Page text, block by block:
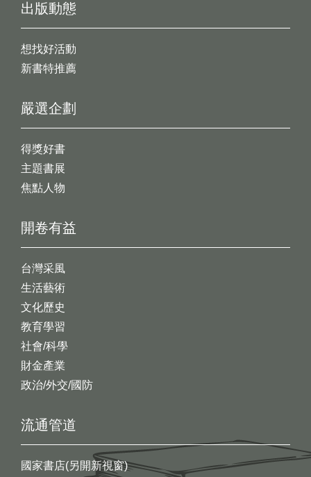
出版動態
想找好活動
新書特推薦
開卷有益
台灣采風
生活藝術
文化歷史
教育學習
社會/科學
財金產業
政治/外交/國防
嚴選企劃
得獎好書
主題書展
焦點人物
流通管道
國家書店(另開新視窗)